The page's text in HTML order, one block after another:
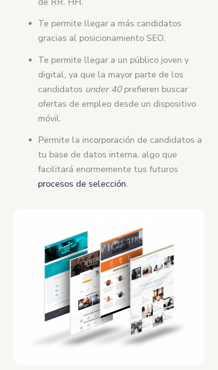
Te permite llegar a más candidatos
gracias al posicionamiento SEO.
Te permite llegar a un público joven y
digital, ya que la mayor parte de los
candidatos under 40prefieren buscar
ofertas de empleo desde un dispositivo
móvil.
Permite la incorporación de candidatos a
tu base de datos interna, algo que
facilitará enormemente tus futuros
procesos de selección.